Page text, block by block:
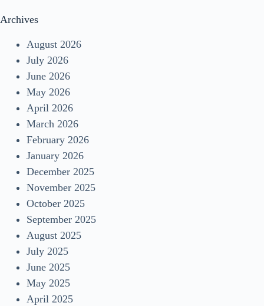
Archives
August 2026
July 2026
June 2026
May 2026
April 2026
March 2026
February 2026
January 2026
December 2025
November 2025
October 2025
September 2025
August 2025
July 2025
June 2025
May 2025
April 2025